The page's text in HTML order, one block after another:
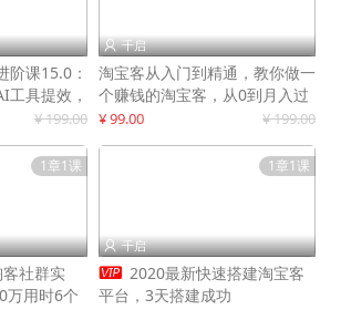
阶课15.0：
工具提效，
¥ 199.00
 千启
淘宝客从入门到精通，教你做一
个赚钱的淘宝客，从0到月入过
万
¥ 99.00 ¥ 199.00
1章1课
社群实
万用时6个
1章1课
 千启
 2020最新快速搭建淘宝客
平台，3天搭建成功